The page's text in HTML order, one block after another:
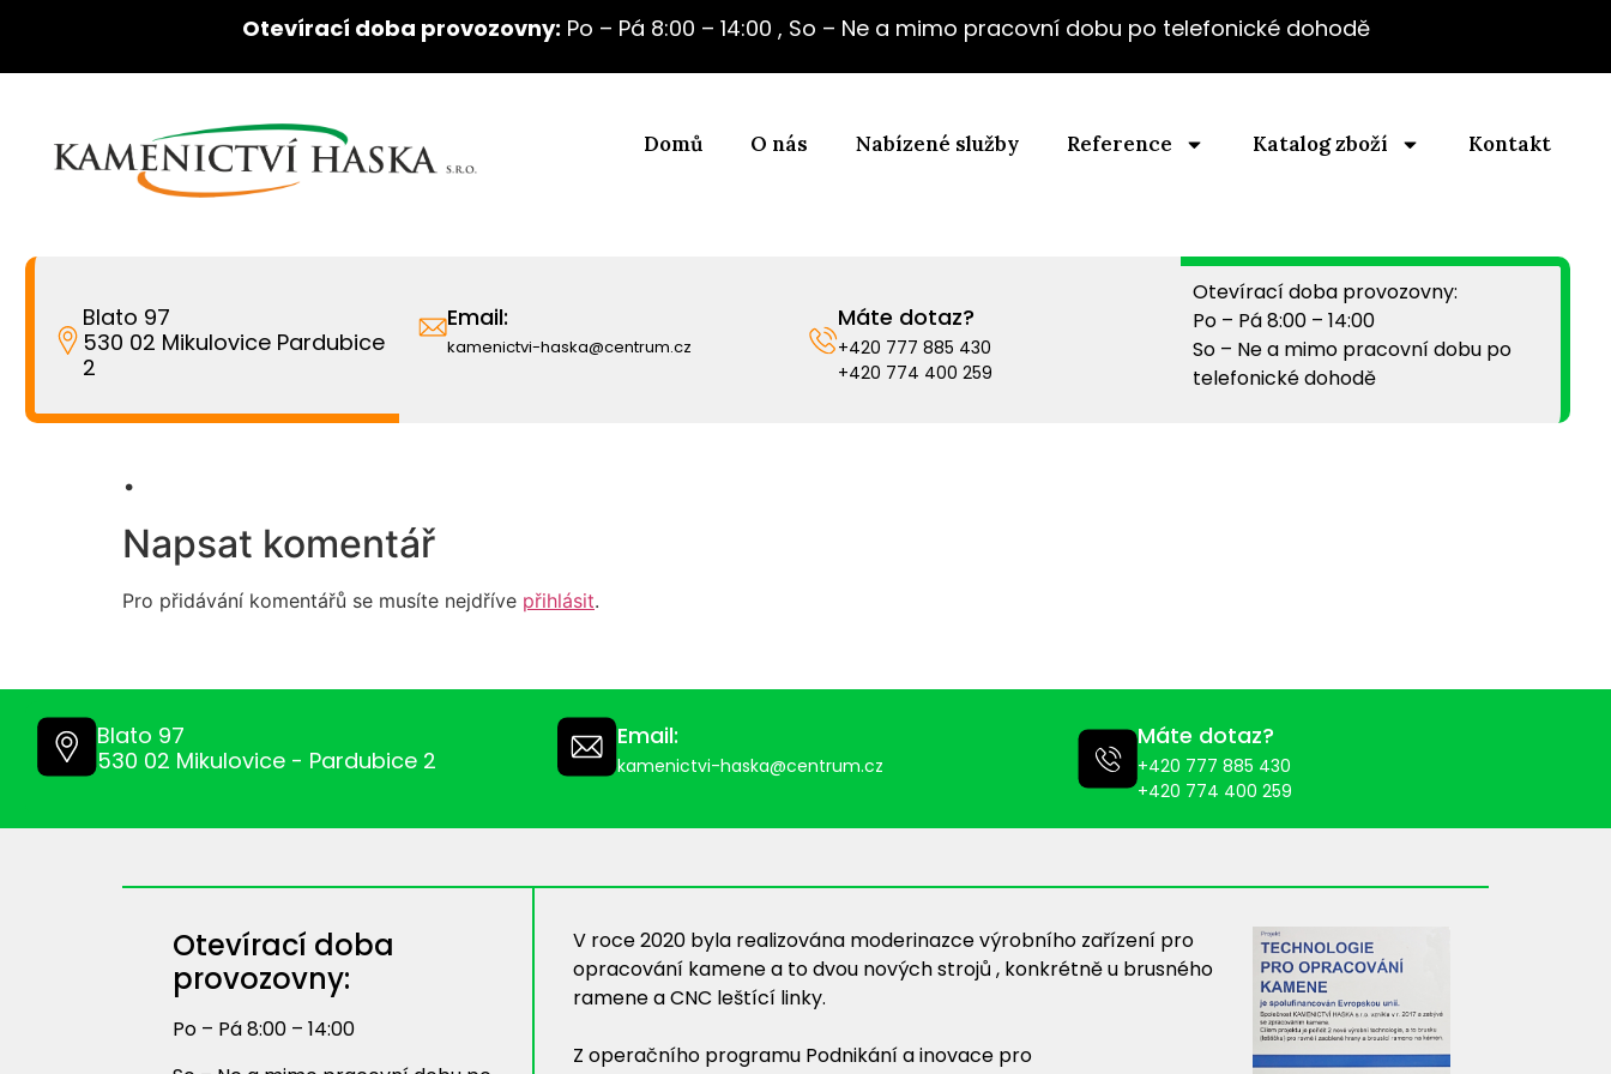
Otevírací doba provozovny: Po – Pá 8:00 – 14:00 , So – Ne a mimo pracovní dobu po telefonické dohodě
Domů O nás Nabízené služby Reference Katalog zboží Kontakt
Blato 97
530 02 Mikulovice Pardubice
2
Email:
kamenictvi-haska@centrum.cz
Máte dotaz?
+420 777 885 430
+420 774 400 259
Otevírací doba provozovny:
Po – Pá 8:00 – 14:00
So – Ne a mimo pracovní dobu po
telefonické dohodě
.
Napsat komentář
Pro přidávání komentářů se musíte nejdříve přihlásit.
Blato 97
530 02 Mikulovice - Pardubice 2
Email:
kamenictvi-haska@centrum.cz
Máte dotaz?
+420 777 885 430
+420 774 400 259
Otevírací doba
provozovny:
Po – Pá 8:00 – 14:00
V roce 2020 byla realizována moderinazce výrobního zařízení pro
opracování kamene a to dvou nových strojů , konkrétně u brusného
ramene a CNC leštící linky.
Z operačního programu Podnikání a inovace pro